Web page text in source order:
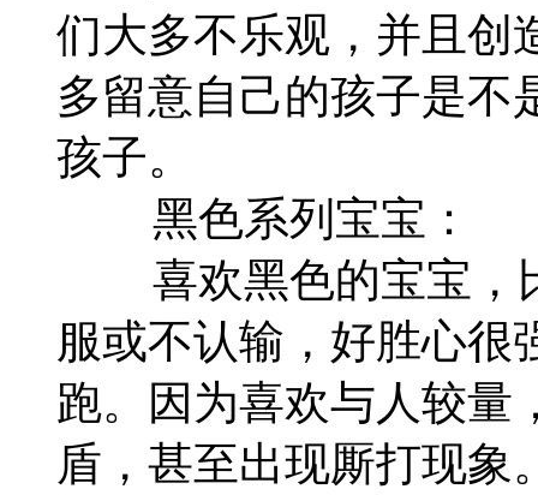
们大多不乐观，并且创
多留意自己的孩子是不
孩子。
黑色系列宝宝：
喜欢黑色的宝宝，
服或不认输，好胜心很
跑。因为喜欢与人较量
盾，甚至出现厮打现象